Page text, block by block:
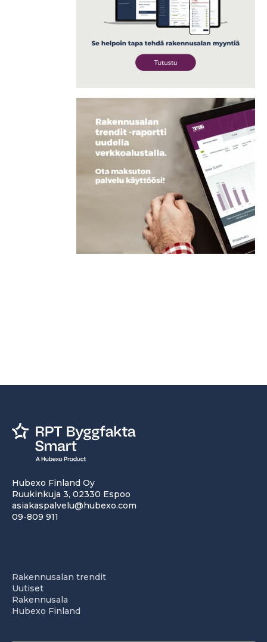
Hubexo Finland Oy
Ruukinkuja 3, 02330 Espoo
asiakaspalvelu@hubexo.com
09-809 911
Rakennusalan trendit
Uutiset
Rakennusala
Hubexo Finland